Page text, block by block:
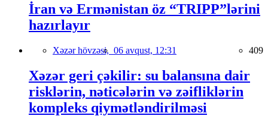
İran və Ermənistan öz “TRIPP”lərini
hazırlayır
Xəzər hövzəsi, 06 avqust, 12:31 409
Xəzər geri çəkilir: su balansına dair
risklərin, nəticələrin və zəifliklərin
kompleks qiymətləndirilməsi